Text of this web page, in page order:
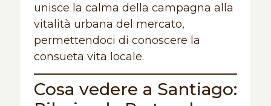
unisce la calma della campagna alla
vitalità urbana del mercato,
permettendoci di conoscere la
consueta vita locale.
Cosa vedere a Santiago: